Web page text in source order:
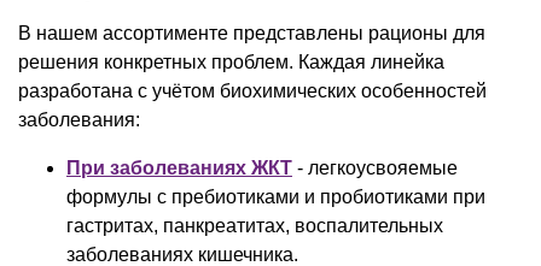
В нашем ассортименте представлены рационы для
решения конкретных проблем. Каждая линейка
разработана с учётом биохимических особенностей
заболевания:
При заболеваниях ЖКТ - легкоусвояемые
формулы с пребиотиками и пробиотиками при
гастритах, панкреатитах, воспалительных
заболеваниях кишечника.